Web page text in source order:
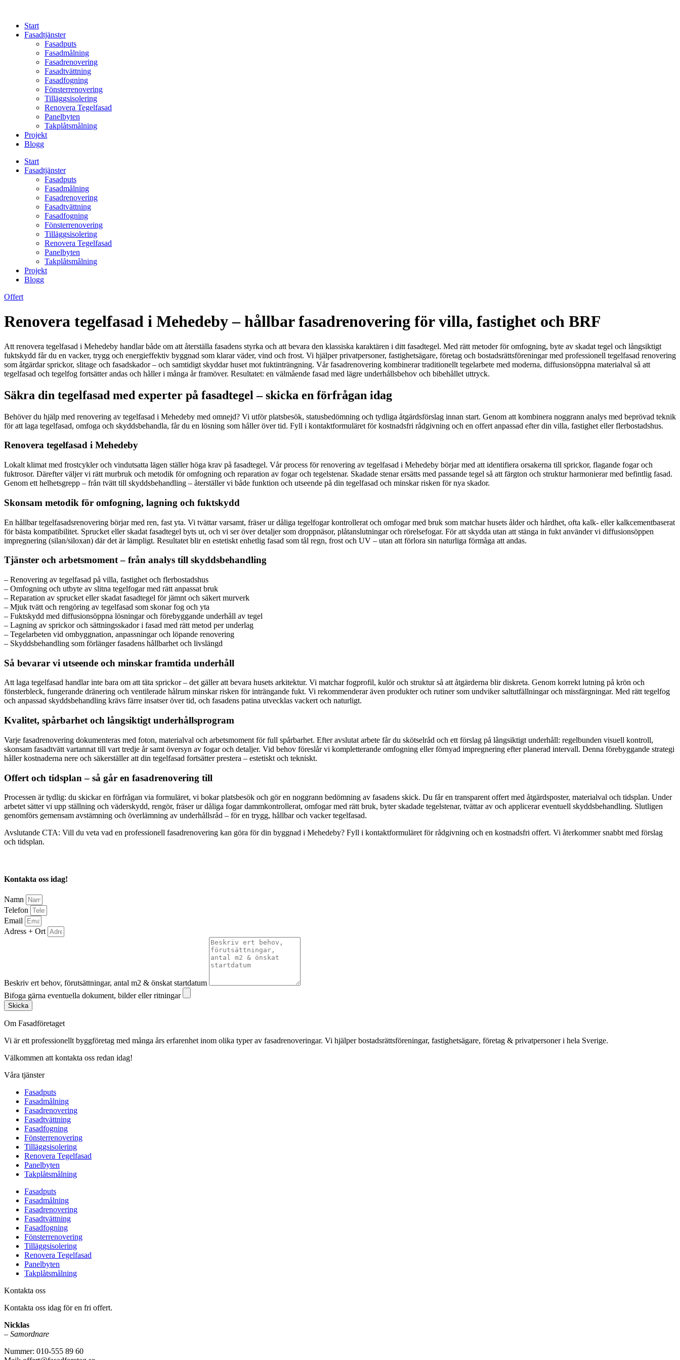
contentStart
Fasadtjänster
Fasadputs
Fasadmålning
Fasadrenovering
Fasadtvättning
Fasadfogning
Fönsterrenovering
Tilläggsisolering
Renovera Tegelfasad
Panelbyten
Takplåtsmålning
Projekt
Blogg
Start
Fasadtjänster
Fasadputs
Fasadmålning
Fasadrenovering
Fasadtvättning
Fasadfogning
Fönsterrenovering
Tilläggsisolering
Renovera Tegelfasad
Panelbyten
Takplåtsmålning
Projekt
Blogg
Offert
Renovera tegelfasad i Mehedeby – hållbar fasadrenovering för villa, fastighet och BRF
Att renovera tegelfasad i Mehedeby handlar både om att återställa fasadens styrka och att bevara den klassiska karaktären i ditt fasadtegel. Med rätt metoder för omfogning, byte av skadat tegel och långsiktigt
fuktskydd får du en vacker, trygg och energieffektiv byggnad som klarar väder, vind och frost. Vi hjälper privatpersoner, fastighetsägare, företag och bostadsrättsföreningar med professionell tegelfasad renovering
som åtgärdar sprickor, slitage och fasadskador – och samtidigt skyddar huset mot fuktinträngning. Vår fasadrenovering kombinerar traditionellt tegelarbete med moderna, diffusionsöppna materialval så att
tegelfasad och tegelfog fortsätter andas och håller i många år framöver. Resultatet: en välmående fasad med lägre underhållsbehov och bibehållet uttryck.
Säkra din tegelfasad med experter på fasadtegel – skicka en förfrågan idag
Behöver du hjälp med renovering av tegelfasad i Mehedeby med omnejd? Vi utför platsbesök, statusbedömning och tydliga åtgärdsförslag innan start. Genom att kombinera noggrann analys med beprövad teknik
för att laga tegelfasad, omfoga och skyddsbehandla, får du en lösning som håller över tid. Fyll i kontaktformuläret för kostnadsfri rådgivning och en offert anpassad efter din villa, fastighet eller flerbostadshus.
Renovera tegelfasad i Mehedeby
Lokalt klimat med frostcykler och vindutsatta lägen ställer höga krav på fasadtegel. Vår process för renovering av tegelfasad i Mehedeby börjar med att identifiera orsakerna till sprickor, flagande fogar och
fuktrosor. Därefter väljer vi rätt murbruk och metodik för omfogning och reparation av fogar och tegelstenar. Skadade stenar ersätts med passande tegel så att färgton och struktur harmonierar med befintlig fasad.
Genom ett helhetsgrepp – från tvätt till skyddsbehandling – återställer vi både funktion och utseende på din tegelfasad och minskar risken för nya skador.
Skonsam metodik för omfogning, lagning och fuktskydd
En hållbar tegelfasadsrenovering börjar med ren, fast yta. Vi tvättar varsamt, fräser ur dåliga tegelfogar kontrollerat och omfogar med bruk som matchar husets ålder och hårdhet, ofta kalk- eller kalkcementbaserat
för bästa kompatibilitet. Sprucket eller skadat fasadtegel byts ut, och vi ser över detaljer som droppnäsor, plåtanslutningar och rörelsefogar. För att skydda utan att stänga in fukt använder vi diffusionsöppen
impregnering (silan/siloxan) där det är lämpligt. Resultatet blir en estetiskt enhetlig fasad som tål regn, frost och UV – utan att förlora sin naturliga förmåga att andas.
Tjänster och arbetsmoment – från analys till skyddsbehandling
– Renovering av tegelfasad på villa, fastighet och flerbostadshus
– Omfogning och utbyte av slitna tegelfogar med rätt anpassat bruk
– Reparation av sprucket eller skadat fasadtegel för jämnt och säkert murverk
– Mjuk tvätt och rengöring av tegelfasad som skonar fog och yta
– Fuktskydd med diffusionsöppna lösningar och förebyggande underhåll av tegel
– Lagning av sprickor och sättningsskador i fasad med rätt metod per underlag
– Tegelarbeten vid ombyggnation, anpassningar och löpande renovering
– Skyddsbehandling som förlänger fasadens hållbarhet och livslängd
Så bevarar vi utseende och minskar framtida underhåll
Att laga tegelfasad handlar inte bara om att täta sprickor – det gäller att bevara husets arkitektur. Vi matchar fogprofil, kulör och struktur så att åtgärderna blir diskreta. Genom korrekt lutning på krön och
fönsterbleck, fungerande dränering och ventilerade hålrum minskar risken för inträngande fukt. Vi rekommenderar även produkter och rutiner som undviker saltutfällningar och missfärgningar. Med rätt tegelfog
och anpassad skyddsbehandling krävs färre insatser över tid, och fasadens patina utvecklas vackert och naturligt.
Kvalitet, spårbarhet och långsiktigt underhållsprogram
Varje fasadrenovering dokumenteras med foton, materialval och arbetsmoment för full spårbarhet. Efter avslutat arbete får du skötselråd och ett förslag på långsiktigt underhåll: regelbunden visuell kontroll,
skonsam fasadtvätt vartannat till vart tredje år samt översyn av fogar och detaljer. Vid behov föreslår vi kompletterande omfogning eller förnyad impregnering efter planerad intervall. Denna förebyggande strategi
håller kostnaderna nere och säkerställer att din tegelfasad fortsätter prestera – estetiskt och tekniskt.
Offert och tidsplan – så går en fasadrenovering till
Processen är tydlig: du skickar en förfrågan via formuläret, vi bokar platsbesök och gör en noggrann bedömning av fasadens skick. Du får en transparent offert med åtgärdsposter, materialval och tidsplan. Under
arbetet sätter vi upp ställning och väderskydd, rengör, fräser ur dåliga fogar dammkontrollerat, omfogar med rätt bruk, byter skadade tegelstenar, tvättar av och applicerar eventuell skyddsbehandling. Slutligen
genomförs gemensam avstämning och överlämning av underhållsråd – för en trygg, hållbar och vacker tegelfasad.
Avslutande CTA: Vill du veta vad en professionell fasadrenovering kan göra för din byggnad i Mehedeby? Fyll i kontaktformuläret för rådgivning och en kostnadsfri offert. Vi återkommer snabbt med förslag
och tidsplan.
Kontakta oss idag!
Namn
Telefon
Email
Adress + Ort
Beskriv ert behov, förutsättningar, antal m2 & önskat startdatum
Bifoga gärna eventuella dokument, bilder eller ritningar
Skicka
Om Fasadföretaget
Vi är ett professionellt byggföretag med många års erfarenhet inom olika typer av fasadrenoveringar. Vi hjälper bostadsrättsföreningar, fastighetsägare, företag & privatpersoner i hela Sverige.
Välkommen att kontakta oss redan idag!
Våra tjänster
Fasadputs
Fasadmålning
Fasadrenovering
Fasadtvättning
Fasadfogning
Fönsterrenovering
Tilläggsisolering
Renovera Tegelfasad
Panelbyten
Takplåtsmålning
Fasadputs
Fasadmålning
Fasadrenovering
Fasadtvättning
Fasadfogning
Fönsterrenovering
Tilläggsisolering
Renovera Tegelfasad
Panelbyten
Takplåtsmålning
Kontakta oss
Kontakta oss idag för en fri offert.
Nicklas
– Samordnare
Nummer: 010-555 89 60